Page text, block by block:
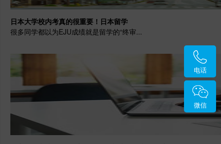
日本大学校内考真的很重要！日本留学
很多同学都以为EJU成绩就是留学的“终审...
电话
微信